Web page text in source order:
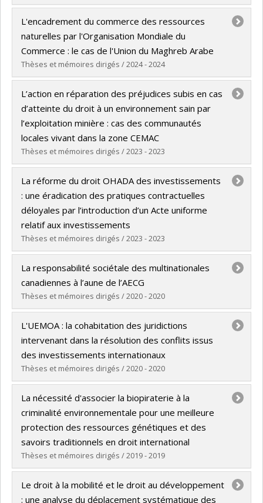
Lien vers le document dans Papyrus
Graduate :Yacoubou, Abikè
Cycle :Doctoral
Grade :LL. D.
Lien vers le document dans Papyrus
L'encadrement du commerce des ressources
naturelles par l'Organisation Mondiale du
Commerce : le cas de l'Union du Maghreb Arabe
Thèses et mémoires dirigés / 2024 - 2024
Graduate :Kilani, Chirine
Cycle :Doctoral
Grade :LL. D.
Lien vers le document dans Papyrus
L’action en réparation des préjudices subis en cas
d’atteinte du droit à un environnement sain par
l’exploitation minière : cas des communautés
locales vivant dans la zone CEMAC
Thèses et mémoires dirigés / 2023 - 2023
Graduate : Andosmoui, Nature De Destin
Cycle :Doctoral
Grade :LL. D.
Lien vers le document dans Papyrus
La réforme du droit OHADA des investissements
: une éradication des pratiques contractuelles
déloyales par l’introduction d’un Acte uniforme
relatif aux investissements
Thèses et mémoires dirigés / 2023 - 2023
Graduate :Awe Dzama, Pollyana Marguerita Milaine
Cycle :Master's
Grade :LL. M.
Lien vers le document dans Papyrus
La responsabilité sociétale des multinationales
canadiennes à l’aune de l’AECG
Thèses et mémoires dirigés / 2020 - 2020
Graduate :Ruiz-Pardo, Mélanie
Cycle :Master's
Grade :LL. M.
Lien vers le document dans Papyrus
L'UEMOA : la cohabitation des juridictions
intervenant dans la résolution des conflits issus
des investissements internationaux
Thèses et mémoires dirigés / 2020 - 2020
Graduate :Berte, Tandjaman Abiba Grace
Cycle :Master's
Grade :LL. M.
Lien vers le document dans Papyrus
La nécessité d'associer la biopiraterie à la
criminalité environnementale pour une meilleure
protection des ressources génétiques et des
savoirs traditionnels en droit international
Thèses et mémoires dirigés / 2019 - 2019
Graduate : Djemba Kandjo, Joseph
Cycle :Doctoral
Le droit à la mobilité et le droit au développement
: une analyse du déplacement systématique des